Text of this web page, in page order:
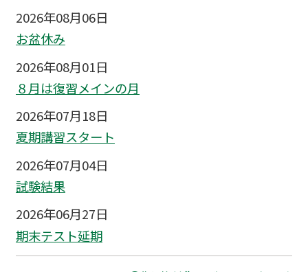
2026年08月06日
お盆休み
2026年08月01日
８月は復習メインの月
2026年07月18日
夏期講習スタート
2026年07月04日
試験結果
2026年06月27日
期末テスト延期